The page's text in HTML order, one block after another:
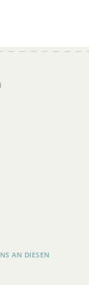
AN DIESEN